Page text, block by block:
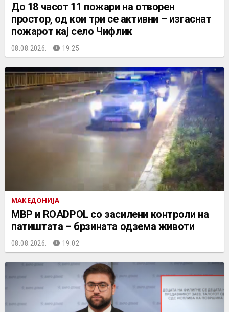
До 18 часот 11 пожари на отворен
простор, од кои три се активни – изгаснат
пожарот кај село Чифлик
08.08.2026. 19:25
МАКЕДОНИЈА
МВР и ROADPOL со засилени контроли на
патиштата – брзината одзема животи
08.08.2026. 19:02